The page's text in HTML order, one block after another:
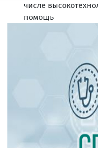
числе
помощь